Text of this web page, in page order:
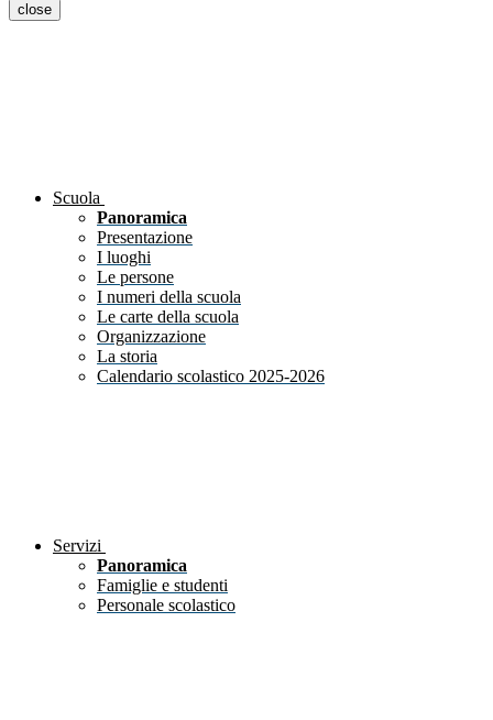
close
Scuola
Panoramica
Presentazione
I luoghi
Le persone
I numeri della scuola
Le carte della scuola
Organizzazione
La storia
Calendario scolastico 2025-2026
Servizi
Panoramica
Famiglie e studenti
Personale scolastico